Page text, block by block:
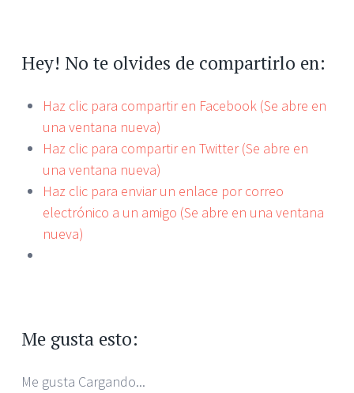
Hey! No te olvides de compartirlo en:
Haz clic para compartir en Facebook (Se abre en
una ventana nueva)
Haz clic para compartir en Twitter (Se abre en
una ventana nueva)
Haz clic para enviar un enlace por correo
electrónico a un amigo (Se abre en una ventana
nueva)
Me gusta esto:
Me gusta Cargando...